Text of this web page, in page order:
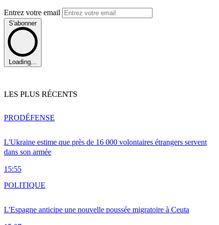
Entrez votre email
S'abonner
Loading...
LES PLUS RÉCENTS
L'Ukraine estime que près de 16 000 volontaires étrangers servent
dans son armée
15:55
PRODÉFENSE
L'Espagne anticipe une nouvelle poussée migratoire à Ceuta
POLITIQUE